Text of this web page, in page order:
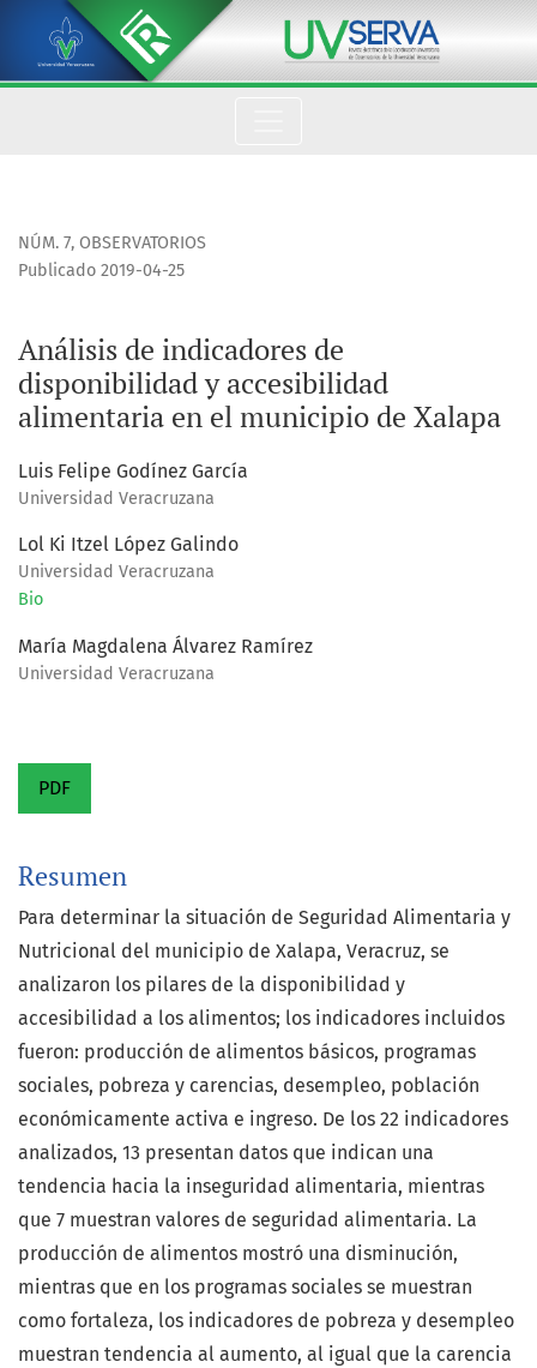
Análisis de indicadores de disponibilidad y accesibilidad
NÚM. 7, OBSERVATORIOS
Análisis de indicadores de
disponibilidad y accesibilidad
alimentaria en el municipio de Xalapa
Publicado 2019-04-25
Luis Felipe Godínez García
Universidad Veracruzana
Lol Ki Itzel López Galindo
Universidad Veracruzana
Bio
María Magdalena Álvarez Ramírez
Universidad Veracruzana
PDF
Resumen
Para determinar la situación de Seguridad Alimentaria y
Nutricional del municipio de Xalapa, Veracruz, se
analizaron los pilares de la disponibilidad y
accesibilidad a los alimentos; los indicadores incluidos
fueron: producción de alimentos básicos, programas
sociales, pobreza y carencias, desempleo, población
económicamente activa e ingreso. De los 22 indicadores
analizados, 13 presentan datos que indican una
tendencia hacia la inseguridad alimentaria, mientras
que 7 muestran valores de seguridad alimentaria. La
producción de alimentos mostró una disminución,
mientras que en los programas sociales se muestran
como fortaleza, los indicadores de pobreza y desempleo
muestran tendencia al aumento, al igual que la carencia